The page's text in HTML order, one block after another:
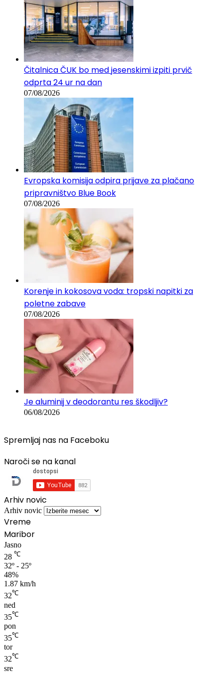
Čitalnica ČUK bo med jesenskimi izpiti prvič
odprta 24 ur na dan
07/08/2026
Evropska komisija odpira prijave za plačano
pripravništvo Blue Book
07/08/2026
Korenje in kokosova voda: tropski napitki za
poletne zabave
07/08/2026
Je aluminij v deodorantu res škodljiv?
06/08/2026
Spremljaj nas na Faceboku
Naroči se na kanal
Arhiv novic
Arhiv novic
Vreme
Maribor
Jasno
28 ℃
32º - 25º
48%
1.87 km/h
32℃
ned
35℃
pon
35℃
tor
32℃
sre